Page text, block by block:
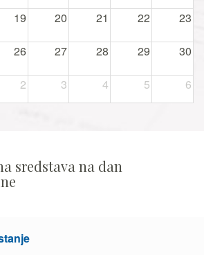
19 20 21 22 23
26 27 28 29 30
2 3 4 5 6
sredstava na dan